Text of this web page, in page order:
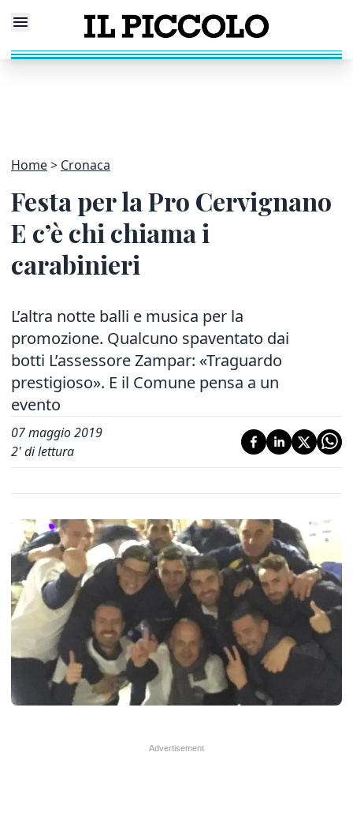
Home Cronaca
Festa per la Pro Cervignano
E c’è chi chiama i
carabinieri
L’altra notte balli e musica per la
promozione. Qualcuno spaventato dai
botti L’assessore Zampar: «Traguardo
prestigioso». E il Comune pensa a un
evento
07 maggio 2019
2' di lettura